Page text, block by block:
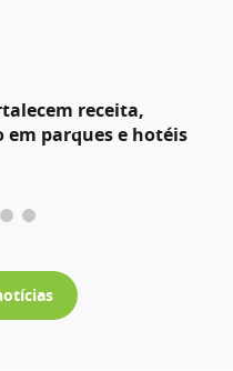
receita,
parques e hotéis